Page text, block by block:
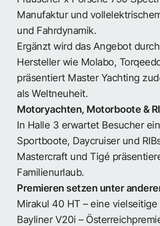
Manufaktur und
und Fahrdynamik.
Ergänzt wird das Angebot
Hersteller wie Molabo,
präsentiert Master Yachting
als Weltneuheit.
Motoryachten, Motorboote &
In Halle 3 erwartet Besucher
Sportboote, Daycruiser und
Mastercraft und Tigé
Familienurlaub.
Premieren setzen unter
Mirakul 40 HT – eine
Bayliner V20i –